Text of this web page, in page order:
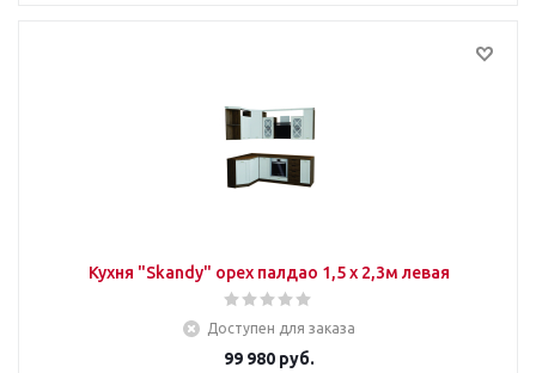
Кухня "Skandy" орех палдао 1,5 х 2,3м левая
Доступен для заказа
99 980руб.